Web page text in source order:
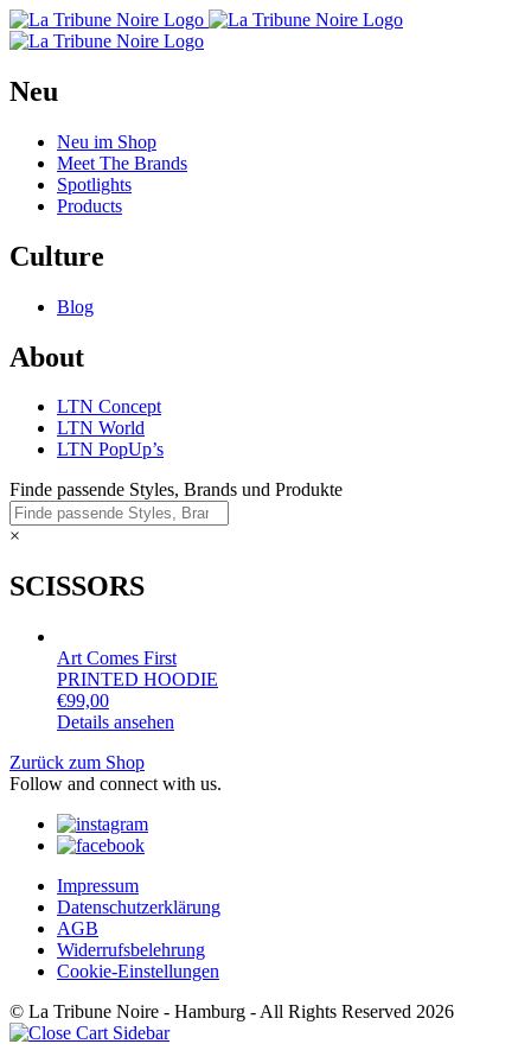
Neu
Neu im Shop
Meet The Brands
Spotlights
Products
Culture
Blog
About
LTN Concept
LTN World
LTN PopUp’s
Finde passende Styles, Brands und Produkte
×
SCISSORS
Art Comes First
PRINTED HOODIE
€99,00
Details ansehen
Zurück zum Shop
Follow and connect with us.
Impressum
Datenschutzerklärung
AGB
Widerrufsbelehrung
Cookie-Einstellungen
© La Tribune Noire - Hamburg - All Rights Reserved 2026